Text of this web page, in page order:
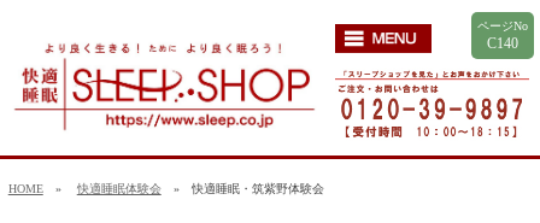
ページNo
C140
HOME» 快適睡眠体験会» 快適睡眠・筑紫野体験会